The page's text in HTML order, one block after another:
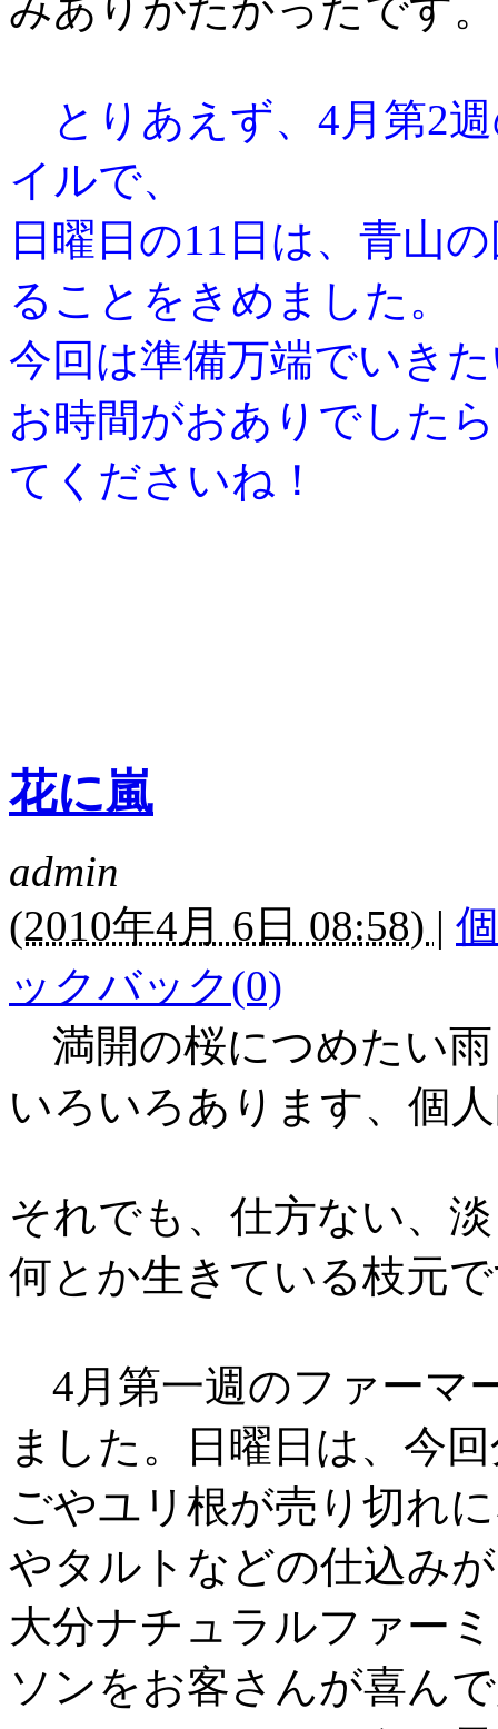
とりあえず、 4 月第2
イルで、
日曜日の11 日は、青山
ることをきめました。
今回は準備万端でいき
お時間がおありでした
てくださいね！
花に嵐
admin
(2010年4月 6日 08:58) |
ックバック(0)
満開の桜につめたい
いろいろあります、個
それでも、仕方ない、
何とか生きている枝元
4月第一週のファーマ
ました。日曜日は、今
ごやユリ根が売り切れ
やタルトなどの仕込み
大分ナチュラルファー
ソンをお客さんが喜ん